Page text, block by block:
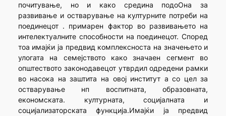
почитување, но и како средина подоОна за
развивање и остварување на културните потреби на
поединецот . примарен фактор во развивањето на
интелектуалните способности на поединецот. Според
тоа имајќи ја предвид комплексноста на значењето и
улогата на семејството како значаен сегмент во
општеството законодавецот утврдил одредени рамки
во насока на заштита на овој институт а со цел за
остварување нп воспитната, образовната,
економската. културната, социјалната и
социјализаторската функција.Имајќи ја предвид